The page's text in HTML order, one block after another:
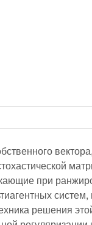
при
решения